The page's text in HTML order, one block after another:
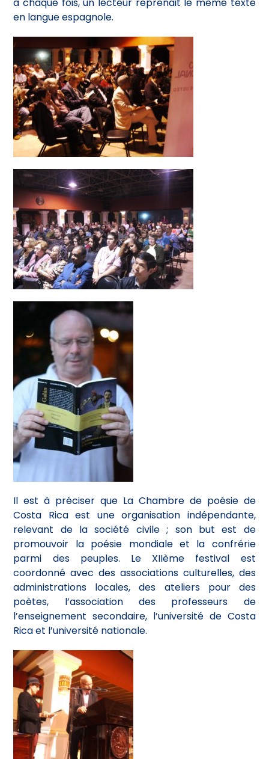
à chaque fois, un lecteur reprenait le même texte
en langue espagnole.
Il est à préciser que La Chambre de poésie de
Costa Rica est une organisation indépendante,
relevant de la société civile ; son but est de
promouvoir la poésie mondiale et la confrérie
parmi des peuples. Le XIIème festival est
coordonné avec des associations culturelles, des
administrations locales, des ateliers pour des
poètes, l’association des professeurs de
l’enseignement secondaire, l’université de Costa
Rica et l’université nationale.